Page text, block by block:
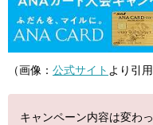
（画像： 公式サイト より引用
キャンペーン内容は変わ